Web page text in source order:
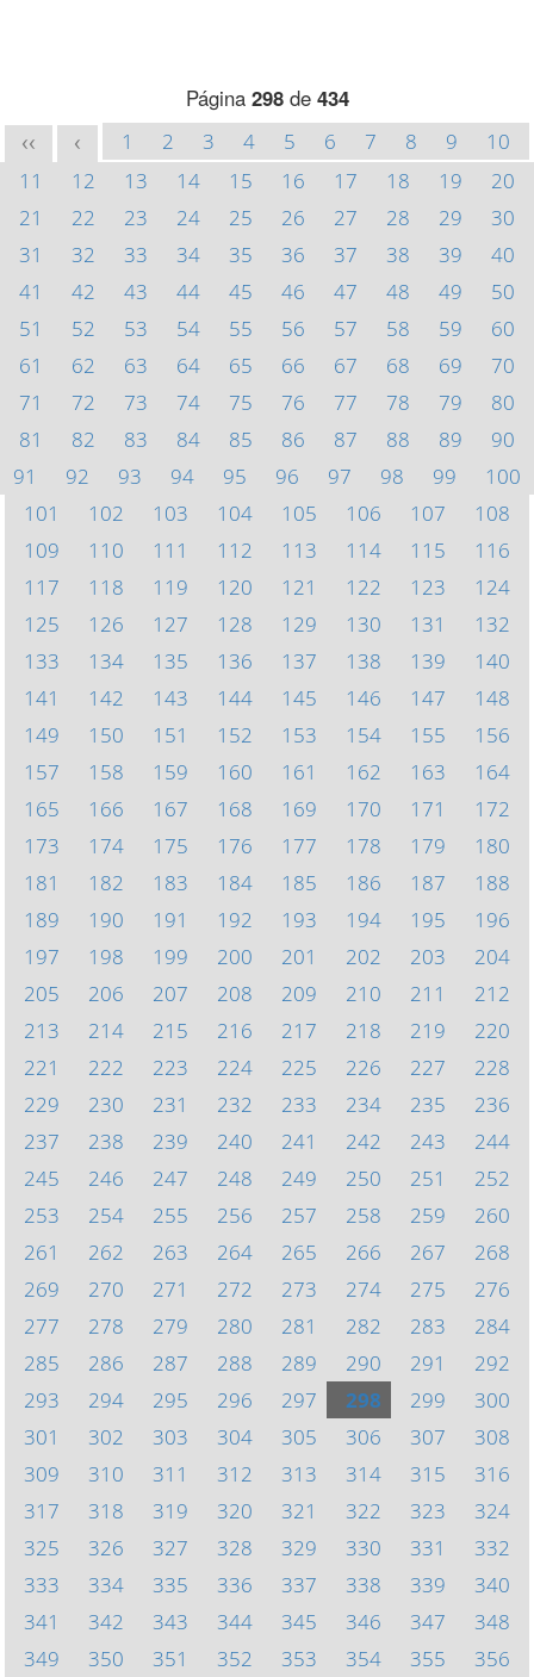
Página 298de 434
<< < 1 2 3 4 5 6 7 8 9
10
11
12 13 14 15 16 17 18 19
20
21
22 23 24 25 26 27 28 29
30
31
32 33 34 35 36 37 38 39
40
41
42 43 44 45 46 47 48 49
50
51
52 53 54 55 56 57 58 59
60
61
62 63 64 65 66 67 68 69
70
71
72 73 74 75 76 77 78 79
80
81
82 83 84 85 86 87 88 89
90
91
92 93 94 95 96 97 98 99
100
101
102 103 104 105 106 107
108
109
110 111 112 113 114 115
116
117
118 119 120 121 122 123
124
125
126 127 128 129 130 131
132
133
134 135 136 137 138 139
140
141
142 143 144 145 146 147
148
149
150 151 152 153 154 155
156
157
158 159 160 161 162 163
164
165
166 167 168 169 170 171
172
173
174 175 176 177 178 179
180
181
182 183 184 185 186 187
188
189
190 191 192 193 194 195
196
197
198 199 200 201 202 203
204
205
206 207 208 209 210 211
212
213
214 215 216 217 218 219
220
221
222 223 224 225 226 227
228
229
230 231 232 233 234 235
236
237
238 239 240 241 242 243
244
245
246 247 248 249 250 251
252
253
254 255 256 257 258 259
260
261
262 263 264 265 266 267
268
269
270 271 272 273 274 275
276
277
278 279 280 281 282 283
284
285
286 287 288 289 290 291
292
293
294 295 296 297 298 299
300
301
302 303 304 305 306 307
308
309
310 311 312 313 314 315
316
317
318 319 320 321 322 323
324
325
326 327 328 329 330 331
332
333
334 335 336 337 338 339
340
341
342 343 344 345 346 347
348
349
350 351 352 353 354 355 356